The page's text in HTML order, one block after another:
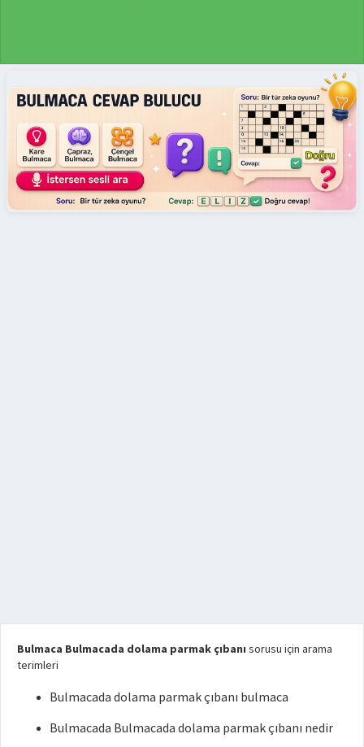
Bulmaca Bulmacada dolama parmak çıbanı sorusu için arama
terimleri
Bulmacada dolama parmak çıbanı bulmaca
Bulmacada Bulmacada dolama parmak çıbanı nedir